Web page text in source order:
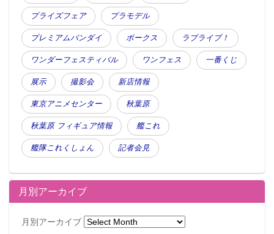
この記事が気に入ったらフォローしよう
プライズフェア プラモデル
プレミアムバンダイ ボークス ラブライブ！
ワンダーフェスティバル ワンフェス 一番くじ
展示 撮影会 新店情報
東京アニメセンター 秋葉原
秋葉原 フィギュア情報 艦これ
艦隊これくしょん 記者会見
月別アーカイブ
月別アーカイブ